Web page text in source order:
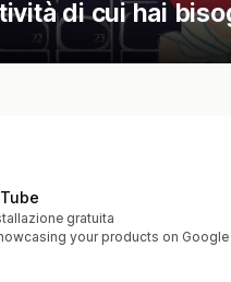
di cui hai
totali
gratuita
your products on Google